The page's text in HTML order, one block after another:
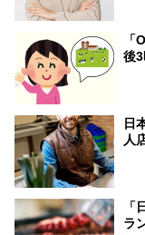
後
日
人
ラ